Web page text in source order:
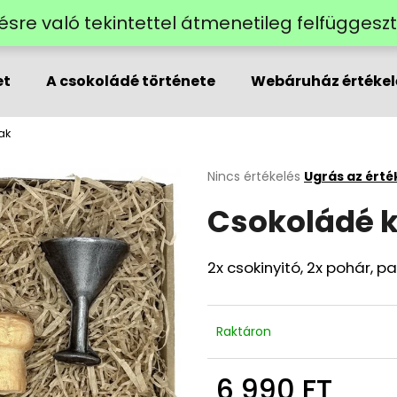
való tekintettel átmenetileg
A csokoládé története Webáruház
A
átlagos
értékelése
ből
0,0
Nincs értékelés Ugrás az
Csokoládé
2x csokinyitó, 2x pohár,
Raktáron
Ajánljuk